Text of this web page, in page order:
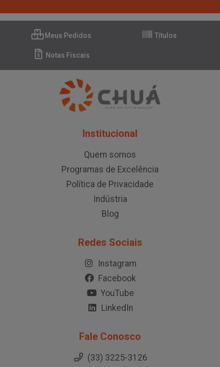
Meus Pedidos Títulos
Notas Fiscais
Institucional
Quem somos
Programas de Excelência
Política de Privacidade
Indústria
Blog
Redes Sociais
Instagram
Facebook
YouTube
LinkedIn
Fale Conosco
(33) 3225-3126